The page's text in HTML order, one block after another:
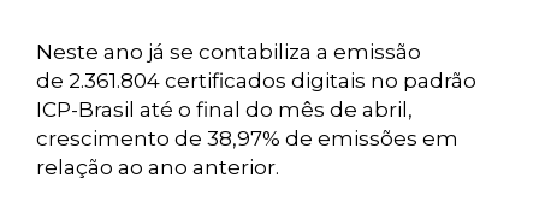
Neste ano já se contabiliza a emissão
de 2.361.804 certificados digitais no padrão
ICP-Brasil até o final do mês de abril,
crescimento de 38,97% de emissões em
relação ao ano anterior.